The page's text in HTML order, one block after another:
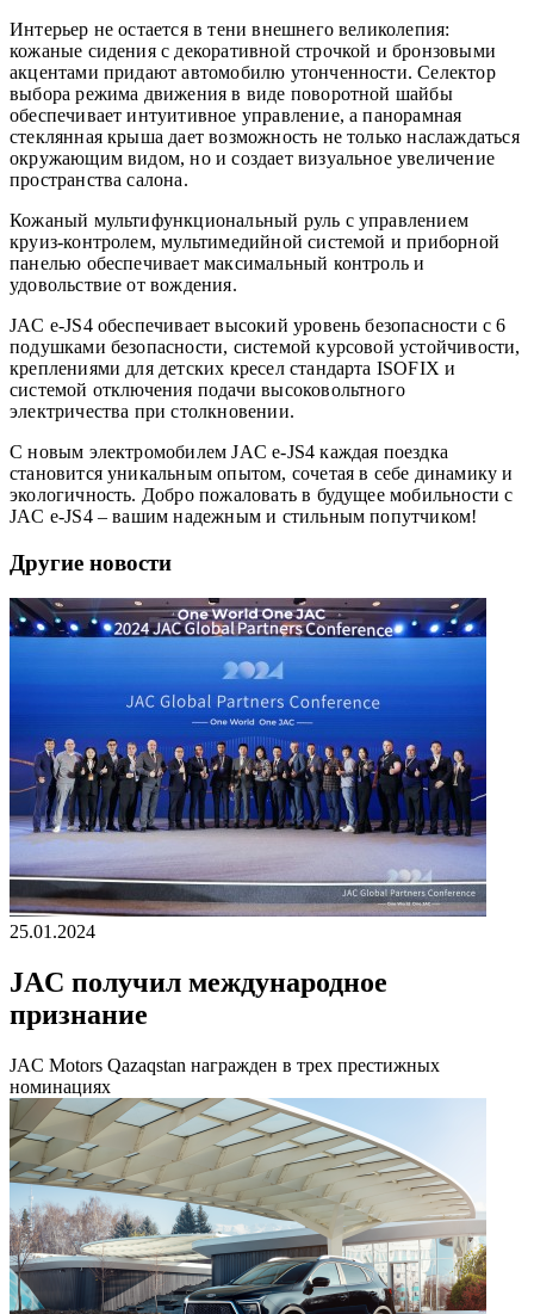
Интерьер не остается в тени внешнего великолепия:
кожаные сидения с декоративной строчкой и бронзовыми
акцентами придают автомобилю утонченности. Селектор
выбора режима движения в виде поворотной шайбы
обеспечивает интуитивное управление, а панорамная
стеклянная крыша дает возможность не только наслаждаться
окружающим видом, но и создает визуальное увеличение
пространства салона.
Кожаный мультифункциональный руль с управлением
круиз-контролем, мультимедийной системой и приборной
панелью обеспечивает максимальный контроль и
удовольствие от вождения.
JAC e-JS4 обеспечивает высокий уровень безопасности с 6
подушками безопасности, системой курсовой устойчивости,
креплениями для детских кресел стандарта ISOFIX и
системой отключения подачи высоковольтного
электричества при столкновении.
С новым электромобилем JAC e-JS4 каждая поездка
становится уникальным опытом, сочетая в себе динамику и
экологичность. Добро пожаловать в будущее мобильности с
JAC e-JS4 – вашим надежным и стильным попутчиком!
Другие новости
25.01.2024
JAC получил международное
признание
JAC Motors Qazaqstan награжден в трех престижных
номинациях